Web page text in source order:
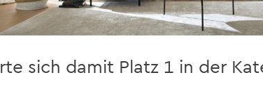
sich damit Platz 1 in der